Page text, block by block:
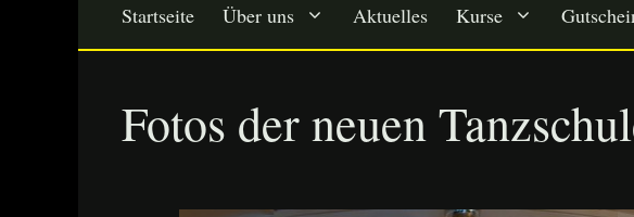
Startseite Über uns Aktuelles Kurse
Fotos der neuen